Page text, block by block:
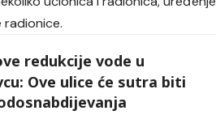
radionice.
redukcije vode u
Ove ulice će sutra biti